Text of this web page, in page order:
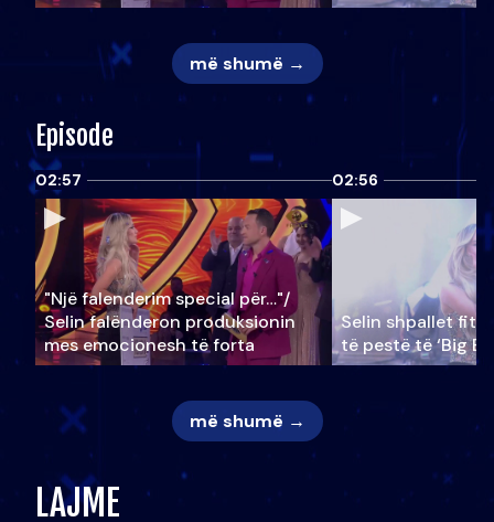
më shumë →
Episode
02:57
"Një falenderim special për…"/
Selin falënderon produksionin
mes emocionesh të forta
02:56
Selin shpallet
të pestë të ‘Big
më shumë →
LAJME